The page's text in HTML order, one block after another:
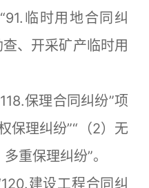
临时用地合同纠
、开采矿产临时用
保理合同纠纷”项
保理纠纷”“（2）无
重保理纠纷”。
建设工程合同纠